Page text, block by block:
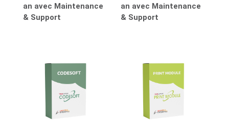
an avec Maintenance
& Support
an avec Maintenance
& Support